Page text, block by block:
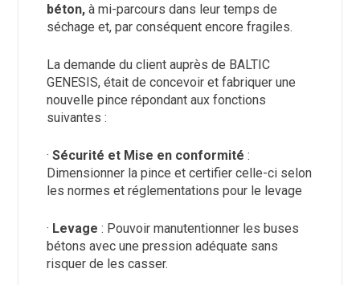
béton,à mi-parcours dans leur temps de
séchage et, par conséquent encore fragiles.
La demande du client auprès de BALTIC
GENESIS, était de concevoir et fabriquer une
nouvelle pince répondant aux fonctions
suivantes :
·Sécurité et Mise en conformité:
Dimensionner la pince et certifier celle-ci selon
les normes et réglementations pour le levage
· Levage: Pouvoir manutentionner les buses
bétons avec une pression adéquate sans
risquer de les casser.